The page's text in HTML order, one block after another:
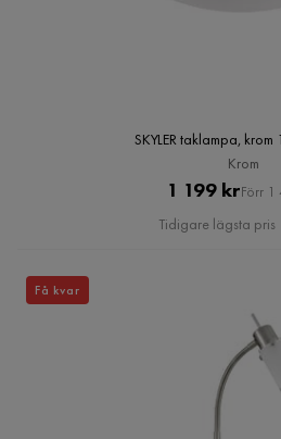
SKYLER taklampa, krom
Krom
Pris
1 199 kr
Pris
Förr
Tidigare lägsta pris
Få kvar